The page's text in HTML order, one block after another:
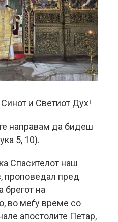
и Светиот Дух!
направам да бидеш
5, 10).
Спасителот наш
проповедал пред
брегот на
во меѓу време со
апостолите Петар,